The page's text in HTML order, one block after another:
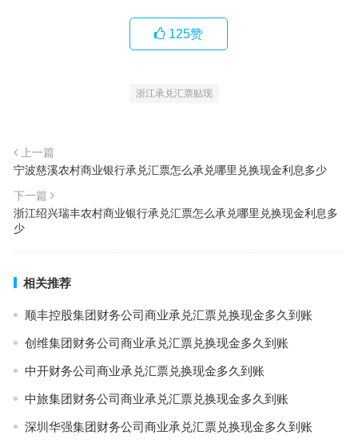
125赞
浙江承兑汇票贴现
上一篇
宁波慈溪农村商业银行承兑汇票怎么承兑哪里兑换现金利息多少
下一篇
浙江绍兴瑞丰农村商业银行承兑汇票怎么承兑哪里兑换现金利息多
少
相关推荐
顺丰控股集团财务公司商业承兑汇票兑换现金多久到账
创维集团财务公司商业承兑汇票兑换现金多久到账
中开财务公司商业承兑汇票兑换现金多久到账
中旅集团财务公司商业承兑汇票兑换现金多久到账
深圳华强集团财务公司商业承兑汇票兑换现金多久到账